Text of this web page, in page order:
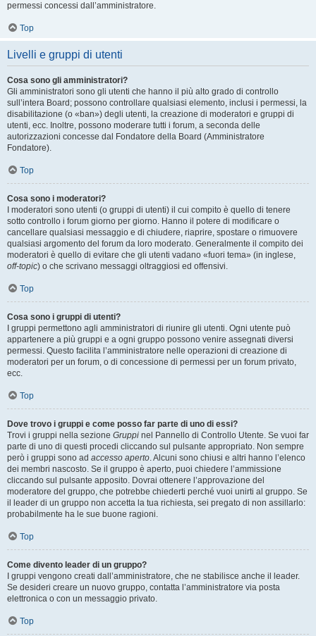
permessi concessi dall’amministratore.
Top
Livelli e gruppi di utenti
Cosa sono gli amministratori?
Gli amministratori sono gli utenti che hanno il più alto grado di controllo
sull’intera Board; possono controllare qualsiasi elemento, inclusi i permessi, la
disabilitazione (o «ban») degli utenti, la creazione di moderatori e gruppi di
utenti, ecc. Inoltre, possono moderare tutti i forum, a seconda delle
autorizzazioni concesse dal Fondatore della Board (Amministratore
Fondatore).
Top
Cosa sono i moderatori?
I moderatori sono utenti (o gruppi di utenti) il cui compito è quello di tenere
sotto controllo i forum giorno per giorno. Hanno il potere di modificare o
cancellare qualsiasi messaggio e di chiudere, riaprire, spostare o rimuovere
qualsiasi argomento del forum da loro moderato. Generalmente il compito dei
moderatori è quello di evitare che gli utenti vadano «fuori tema» (in inglese,
off-topic) o che scrivano messaggi oltraggiosi ed offensivi.
Top
Cosa sono i gruppi di utenti?
I gruppi permettono agli amministratori di riunire gli utenti. Ogni utente può
appartenere a più gruppi e a ogni gruppo possono venire assegnati diversi
permessi. Questo facilita l’amministratore nelle operazioni di creazione di
moderatori per un forum, o di concessione di permessi per un forum privato,
ecc.
Top
Dove trovo i gruppi e come posso far parte di uno di essi?
Trovi i gruppi nella sezione Gruppi nel Pannello di Controllo Utente. Se vuoi far
parte di uno di questi procedi cliccando sul pulsante appropriato. Non sempre
però i gruppi sono ad accesso aperto. Alcuni sono chiusi e altri hanno l’elenco
dei membri nascosto. Se il gruppo è aperto, puoi chiedere l’ammissione
cliccando sul pulsante apposito. Dovrai ottenere l’approvazione del
moderatore del gruppo, che potrebbe chiederti perché vuoi unirti al gruppo. Se
il leader di un gruppo non accetta la tua richiesta, sei pregato di non assillarlo:
probabilmente ha le sue buone ragioni.
Top
Come divento leader di un gruppo?
I gruppi vengono creati dall’amministratore, che ne stabilisce anche il leader.
Se desideri creare un nuovo gruppo, contatta l’amministratore via posta
elettronica o con un messaggio privato.
Top